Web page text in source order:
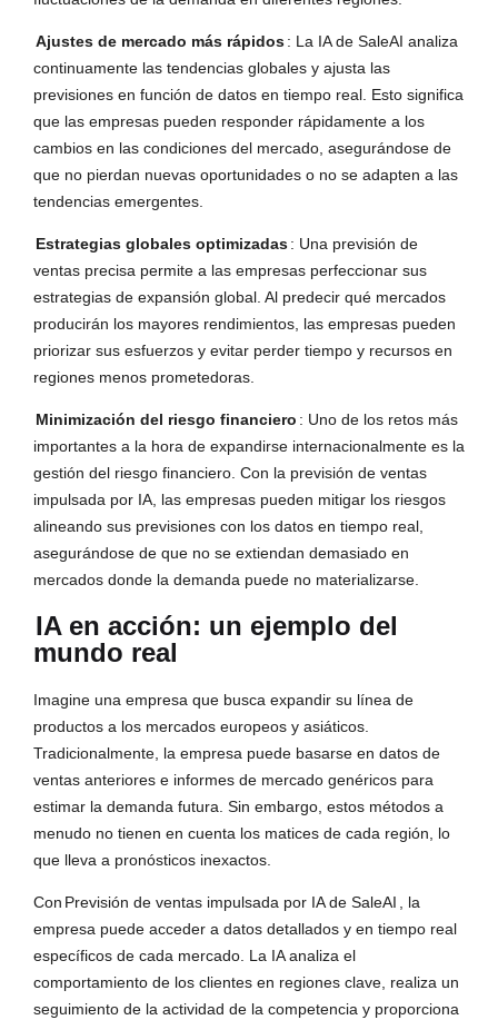
Ajustes de mercado más rápidos: La IA de SaleAI analiza
continuamente las tendencias globales y ajusta las
previsiones en función de datos en tiempo real. Esto significa
que las empresas pueden responder rápidamente a los
cambios en las condiciones del mercado, asegurándose de
que no pierdan nuevas oportunidades o no se adapten a las
tendencias emergentes.
Estrategias globales optimizadas: Una previsión de
ventas precisa permite a las empresas perfeccionar sus
estrategias de expansión global. Al predecir qué mercados
producirán los mayores rendimientos, las empresas pueden
priorizar sus esfuerzos y evitar perder tiempo y recursos en
regiones menos prometedoras.
Minimización del riesgo financiero : Uno de los retos más
importantes a la hora de expandirse internacionalmente es la
gestión del riesgo financiero. Con la previsión de ventas
impulsada por IA, las empresas pueden mitigar los riesgos
alineando sus previsiones con los datos en tiempo real,
asegurándose de que no se extiendan demasiado en
mercados donde la demanda puede no materializarse.
IA en acción: un ejemplo del
mundo real
Imagine una empresa que busca expandir su línea de
productos a los mercados europeos y asiáticos.
Tradicionalmente, la empresa puede basarse en datos de
ventas anteriores e informes de mercado genéricos para
estimar la demanda futura. Sin embargo, estos métodos a
menudo no tienen en cuenta los matices de cada región, lo
que lleva a pronósticos inexactos.
Con Previsión de ventas impulsada por IA de SaleAI , la
empresa puede acceder a datos detallados y en tiempo real
específicos de cada mercado. La IA analiza el
comportamiento de los clientes en regiones clave, realiza un
seguimiento de la actividad de la competencia y proporciona